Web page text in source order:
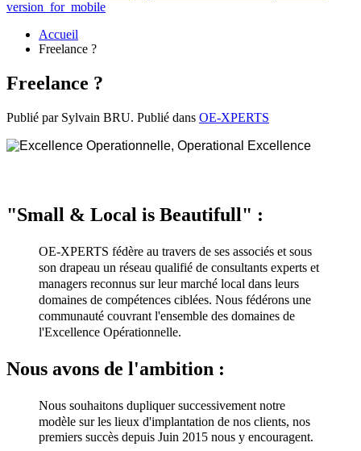
Accueil
Freelance ?
Freelance ?
Publié par Sylvain BRU. Publié dans OE-XPERTS
"Small & Local is Beautifull" :
OE-XPERTS fédère au travers de ses associés et sous
son drapeau un réseau qualifié de consultants experts et
managers reconnus sur leur marché local dans leurs
domaines de compétences ciblées. Nous fédérons une
communauté couvrant l'ensemble des domaines de
l'Excellence Opérationnelle.
Nous avons de l'ambition :
Nous souhaitons dupliquer successivement notre
modèle sur les lieux d'implantation de nos clients, nos
premiers succès depuis Juin 2015 nous y encouragent.